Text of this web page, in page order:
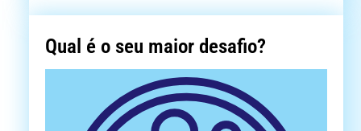
Qual é o seu maior desafio?